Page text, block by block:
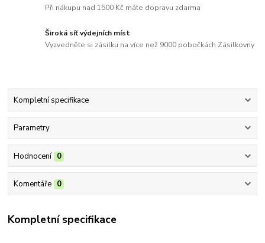
Při nákupu nad 1500 Kč máte dopravu zdarma
Široká síť výdejních míst
Vyzvedněte si zásilku na více než 9000 pobočkách Zásilkovny
Kompletní specifikace
Parametry
Hodnocení 0
Komentáře 0
Kompletní specifikace